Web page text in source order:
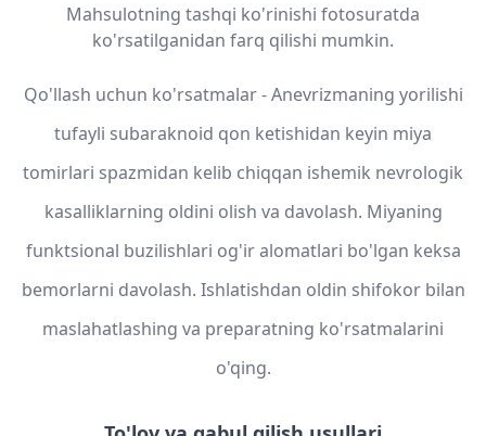
Mahsulotning tashqi ko'rinishi fotosuratda
ko'rsatilganidan farq qilishi mumkin.
Qo'llash uchun ko'rsatmalar - Anevrizmaning yorilishi
tufayli subaraknoid qon ketishidan keyin miya
tomirlari spazmidan kelib chiqqan ishemik nevrologik
kasalliklarning oldini olish va davolash. Miyaning
funktsional buzilishlari og'ir alomatlari bo'lgan keksa
bemorlarni davolash. Ishlatishdan oldin shifokor bilan
maslahatlashing va preparatning ko'rsatmalarini
o'qing.